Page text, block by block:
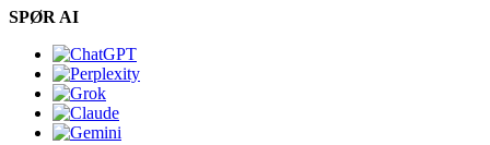
SPØR AI